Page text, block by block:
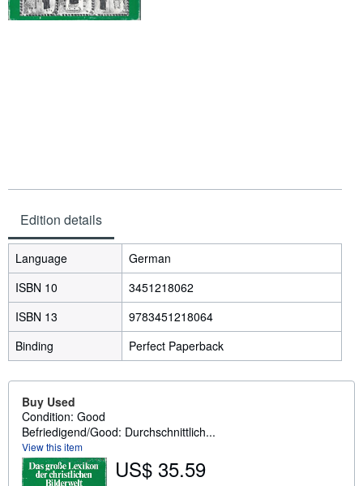
Edition details
Language
German
ISBN 10
3451218062
ISBN 13
9783451218064
Binding
Perfect Paperback
Buy Used
Condition: Good
Befriedigend/Good: Durchschnittlich...
View this item
US$ 35.59